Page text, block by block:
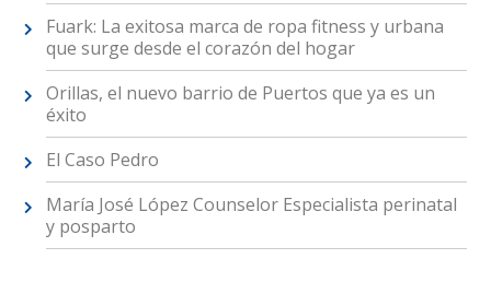
Fuark: La exitosa marca de ropa fitness y urbana
que surge desde el corazón del hogar
Orillas, el nuevo barrio de Puertos que ya es un
éxito
El Caso Pedro
María José López Counselor Especialista perinatal
y posparto